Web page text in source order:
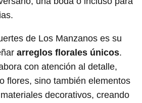
de Los Manzanos es su
arreglos florales únicos.
con atención al detalle,
flores, sino también elementos
decorativos, creando